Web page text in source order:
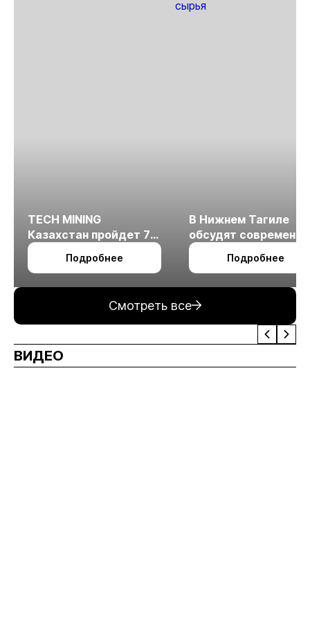
TECH MINING
Казахстан пройдет 7
октября в Алматы
Подробнее
В Нижнем Тагиле
обсудят
технологии
измельчения
Подробнее
Смотреть все
ВИДЕО